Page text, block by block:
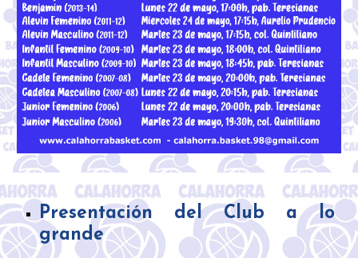
Presentación del Club a lo
grande